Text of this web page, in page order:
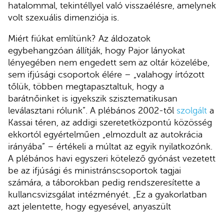
hatalommal, tekintéllyel való visszaélésre, amelynek
volt szexuális dimenziója is.
Miért fiúkat említünk? Az áldozatok
egybehangzóan állítják, hogy Pajor lányokat
lényegében nem engedett sem az oltár közelébe,
sem ifjúsági csoportok élére – „valahogy írtózott
tőlük, többen megtapasztaltuk, hogy a
barátnőinket is igyekszik szisztematikusan
leválasztani rólunk”. A plébános 2002-től szolgált a
Kassai téren, az addigi szeretetközpontú közösség
ekkortól egyértelműen „elmozdult az autokrácia
irányába” – értékeli a múltat az egyik nyilatkozónk.
A plébános havi egyszeri kötelező gyónást vezetett
be az ifjúsági és ministránscsoportok tagjai
számára, a táborokban pedig rendszeresítette a
kullancsvizsgálat intézményét. „Ez a gyakorlatban
azt jelentette, hogy egyesével, anyaszült